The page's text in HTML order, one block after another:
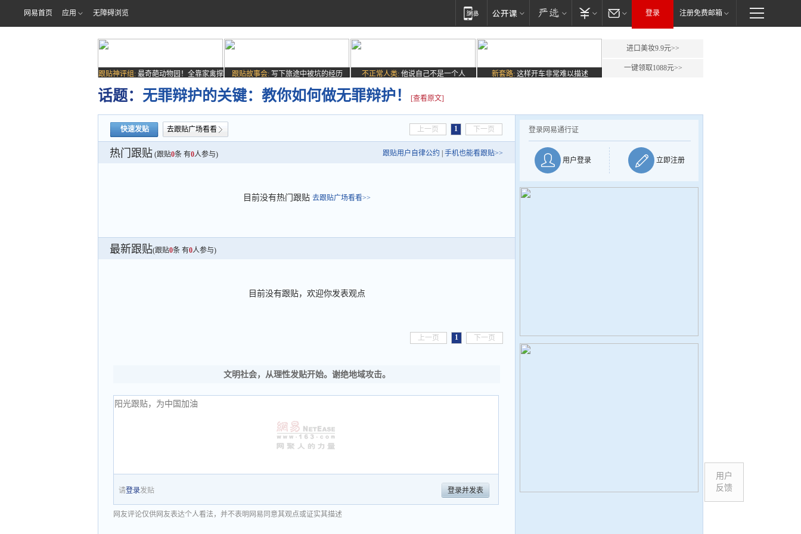
网易首页 应用 无障碍浏览 登录 注册免费邮箱
跟贴神评组: 最奇葩动物园！全靠家禽撑
场子
跟贴故事会: 写下旅途中被坑的经历 不正常人类: 他说自己不是一个人 新套路: 这样开车非常难以描述
进口美妆9.9元>>
一键领取1088元>>
话题： 无罪辩护的关键：教你如何做无罪辩护！ [查看原文]
快速发贴 去跟贴广场看看 上一页 1 下一页
热门跟贴 (跟贴0条 有0人参与) 跟贴用户自律公约 手机也能看跟贴>>
目前没有热门跟贴 去跟贴广场看看>>
最新跟贴(跟贴0条 有0人参与)
目前没有跟贴，欢迎你发表观点
上一页 1 下一页
文明社会，从理性发贴开始。谢绝地域攻击。
请登录发贴 登录并发表
网友评论仅供网友表达个人看法，并不表明网易同意其观点或证实其描述
登录网易通行证
用户登录 立即注册
用户
反馈